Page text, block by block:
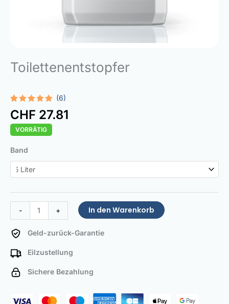
Toilettenentstopfer
Bewertet
mit 4.83
von 5,
basierend
auf
6
(6)
CHF 27.81
VORRÄTIG
Band
-
Toilet
Unblocker
Menge
+ In den Warenkorb
Geld-zurück-Garantie
Eilzustellung
Sichere Bezahlung